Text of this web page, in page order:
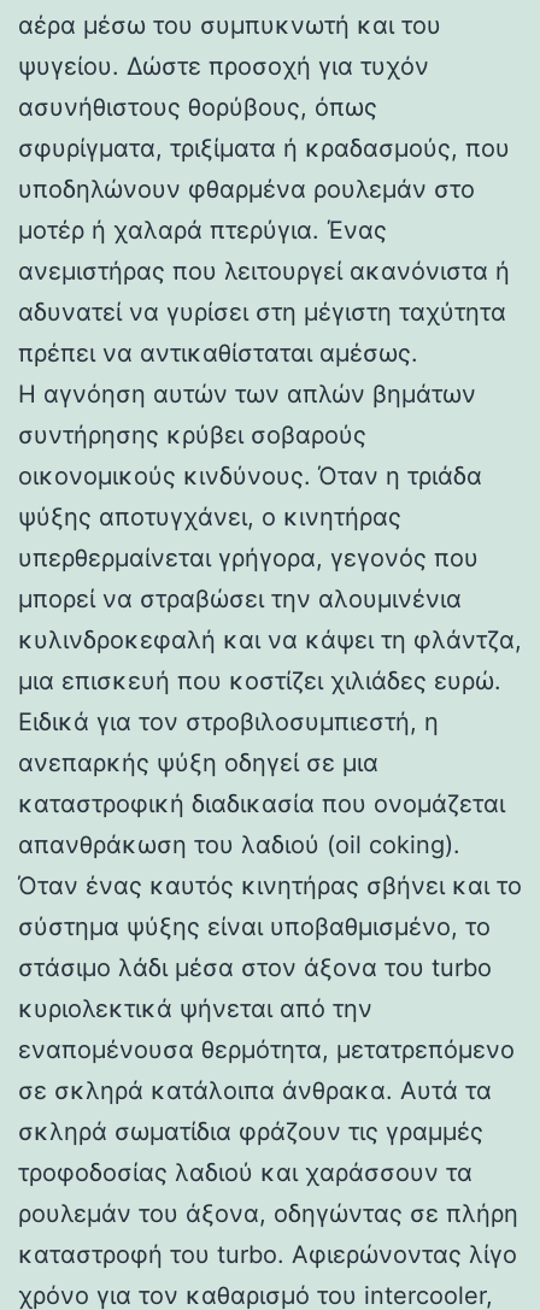
αέρα μέσω του συμπυκνωτή και του
ψυγείου. Δώστε προσοχή για τυχόν
ασυνήθιστους θορύβους, όπως
σφυρίγματα, τριξίματα ή κραδασμούς, που
υποδηλώνουν φθαρμένα ρουλεμάν στο
μοτέρ ή χαλαρά πτερύγια. Ένας
ανεμιστήρας που λειτουργεί ακανόνιστα ή
αδυνατεί να γυρίσει στη μέγιστη ταχύτητα
πρέπει να αντικαθίσταται αμέσως.
Η αγνόηση αυτών των απλών βημάτων
συντήρησης κρύβει σοβαρούς
οικονομικούς κινδύνους. Όταν η τριάδα
ψύξης αποτυγχάνει, ο κινητήρας
υπερθερμαίνεται γρήγορα, γεγονός που
μπορεί να στραβώσει την αλουμινένια
κυλινδροκεφαλή και να κάψει τη φλάντζα,
μια επισκευή που κοστίζει χιλιάδες ευρώ.
Ειδικά για τον στροβιλοσυμπιεστή, η
ανεπαρκής ψύξη οδηγεί σε μια
καταστροφική διαδικασία που ονομάζεται
απανθράκωση του λαδιού (oil coking).
Όταν ένας καυτός κινητήρας σβήνει και το
σύστημα ψύξης είναι υποβαθμισμένο, το
στάσιμο λάδι μέσα στον άξονα του turbo
κυριολεκτικά ψήνεται από την
εναπομένουσα θερμότητα, μετατρεπόμενο
σε σκληρά κατάλοιπα άνθρακα. Αυτά τα
σκληρά σωματίδια φράζουν τις γραμμές
τροφοδοσίας λαδιού και χαράσσουν τα
ρουλεμάν του άξονα, οδηγώντας σε πλήρη
καταστροφή του turbo. Αφιερώνοντας λίγο
χρόνο για τον καθαρισμό του intercooler,